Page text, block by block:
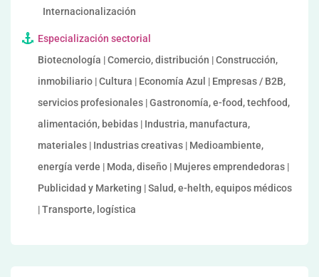
Internacionalización
Especialización sectorial
Biotecnología | Comercio, distribución | Construcción,
inmobiliario | Cultura | Economía Azul | Empresas / B2B,
servicios profesionales | Gastronomía, e-food, techfood,
alimentación, bebidas | Industria, manufactura,
materiales | Industrias creativas | Medioambiente,
energía verde | Moda, diseño | Mujeres emprendedoras |
Publicidad y Marketing | Salud, e-helth, equipos médicos
| Transporte, logística